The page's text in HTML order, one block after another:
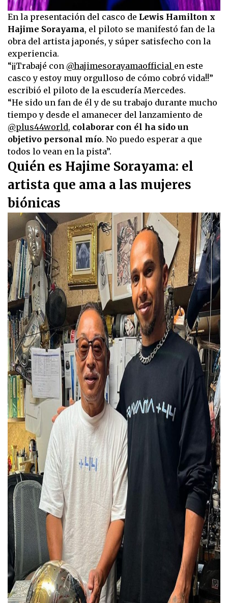
En la presentación del casco de Lewis Hamilton x
Hajime Sorayama, el piloto se manifestó fan de la
obra del artista japonés, y súper satisfecho con la
experiencia.
“¡¡Trabajé con @hajimesorayamaofficial en este
casco y estoy muy orgulloso de cómo cobró vida!!”
escribió el piloto de la escudería Mercedes.
“He sido un fan de él y de su trabajo durante mucho
tiempo y desde el amanecer del lanzamiento de
@plus44world, colaborar con él ha sido un
objetivo personal mío. No puedo esperar a que
todos lo vean en la pista”.
Quién es Hajime Sorayama: el
artista que ama a las mujeres
biónicas